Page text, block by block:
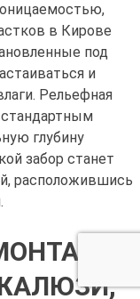
в Кирове
под
и
Рельефная
глубину
забор станет
расположившись